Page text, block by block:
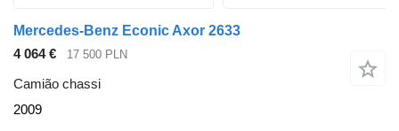
Mercedes-Benz Econic Axor 2633
4 064 €
17 500 PLN
Camião chassi
2009